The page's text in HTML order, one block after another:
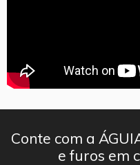
Conte com a
e furos em